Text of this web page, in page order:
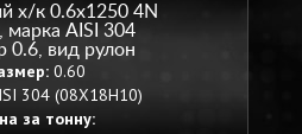
х/к 0.6х1250 4N
марка AISI 304
0.6, вид рулон
0.60
304 (08Х18Н10)
за тонну: